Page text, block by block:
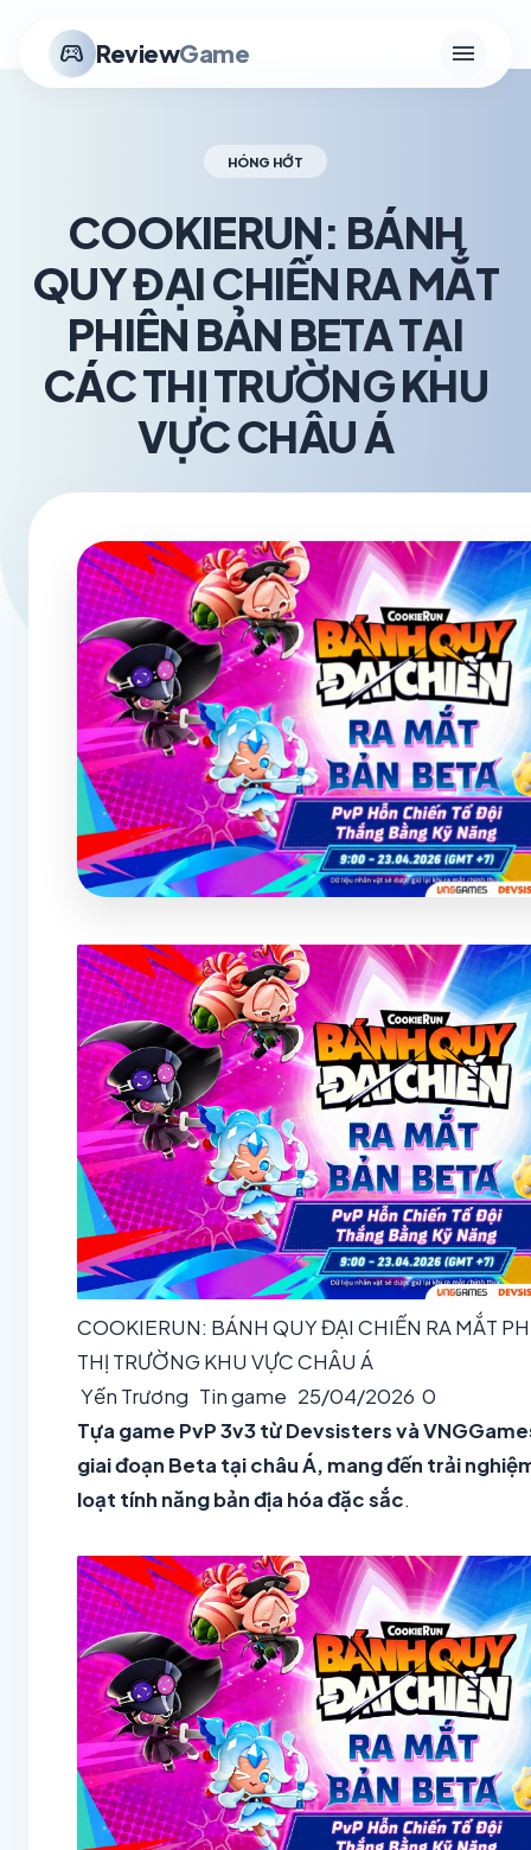
stadia_controller ReviewGame menu
HÓNG HỚT
COOKIERUN: BÁNH
QUY ĐẠI CHIẾN RA MẮT
PHIÊN BẢN BETA TẠI
CÁC THỊ TRƯỜNG KHU
VỰC CHÂU Á
COOKIERUN: BÁNH QUY ĐẠI CHIẾN RA MẮT
THỊ TRƯỜNG KHU VỰC CHÂU Á
Yến Trương Tin game 25/04/2026 0
Tựa game PvP 3v3 từ Devsisters và
giai đoạn Beta tại châu Á, mang đến trải
loạt tính năng bản địa hóa đặc sắc.